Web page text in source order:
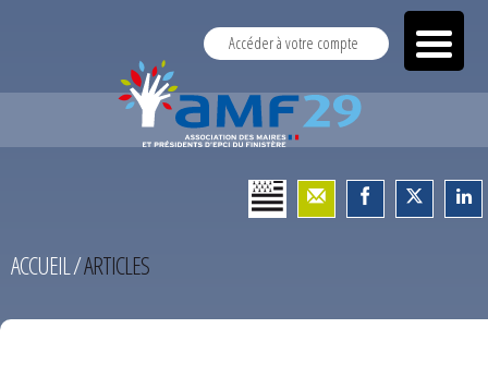
Accéder à votre compte
ACCUEIL/ARTICLES